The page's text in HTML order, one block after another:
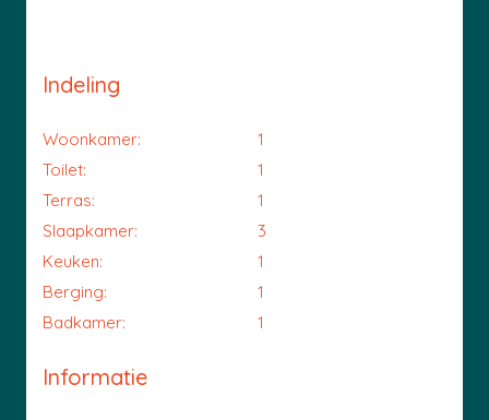
Indeling
Woonkamer:
1
Toilet:
1
Terras:
1
Slaapkamer:
3
Keuken:
1
Berging:
1
Badkamer:
1
Informatie